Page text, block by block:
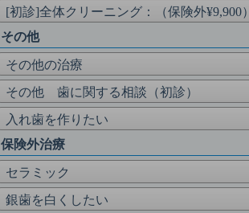
[初診]全体クリーニング：（保険外¥9,900）
その他
その他の治療
その他 歯に関する相談（初診）
入れ歯を作りたい
保険外治療
セラミック
銀歯を白くしたい